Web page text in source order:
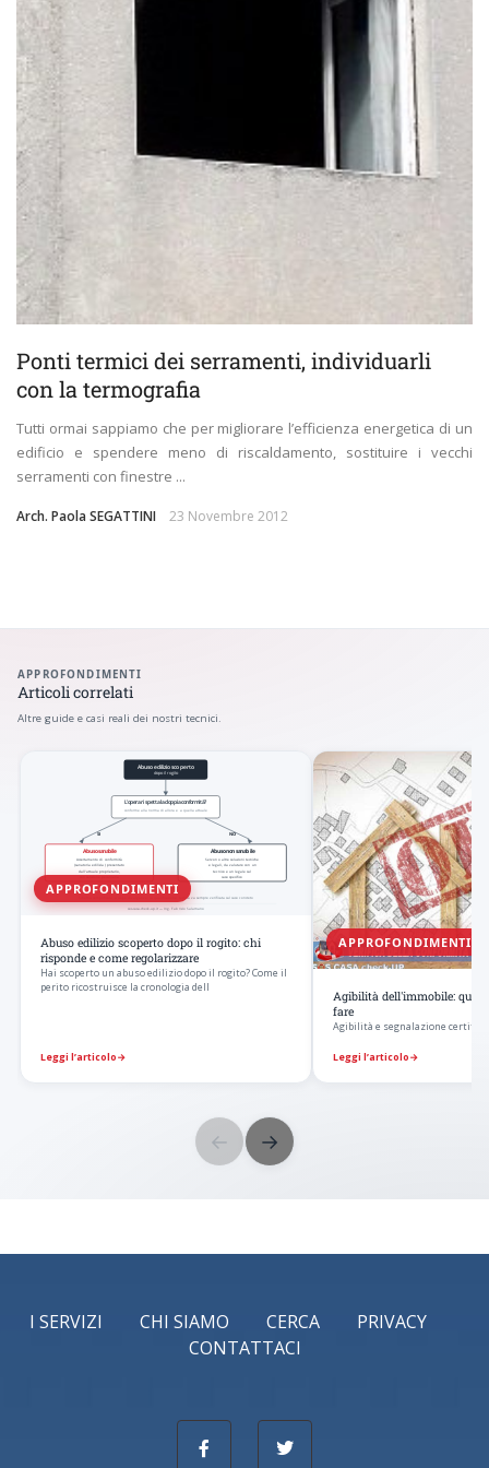
Ponti termici dei serramenti, individuarli
con la termografia
Tutti ormai sappiamo che per migliorare l’efficienza energetica di un
edificio e spendere meno di riscaldamento, sostituire i vecchi
serramenti con finestre ...
Arch. Paola SEGATTINI 23 Novembre 2012
APPROFONDIMENTI
Articoli correlati
Altre guide e casi reali dei nostri tecnici.
APPROFONDIMENTI
Abuso edilizio scoperto dopo il rogito: chi
risponde e come regolarizzare
Hai scoperto un abuso edilizio dopo il rogito? Come il
perito ricostruisce la cronologia dell
Leggi l’articolo→
APPROFONDIMENTI
Agibilità dell'immobile:
fare
Agibilità e segnalazione
Leggi l’articolo→
← →
I SERVIZI CHI SIAMO CERCA
PRIVACY
CONTATTACI